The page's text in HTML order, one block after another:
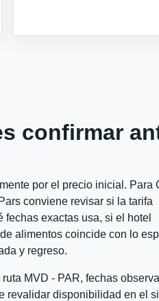
confirmar
por el precio inicial. Para
conviene revisar si la tarifa
exactas usa, si el hotel
alimentos coincide con lo
y regreso.
MVD - PAR, fechas
revalidar disponibilidad en el